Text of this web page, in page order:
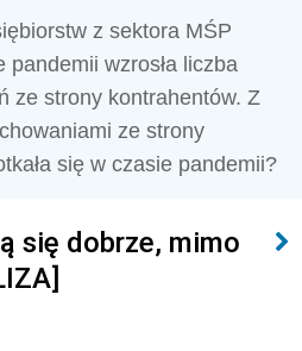
z sektora MŚP
pandemii wzrosła liczba
ze strony kontrahentów. Z
ze strony
się w czasie pandemii?
się dobrze, mimo